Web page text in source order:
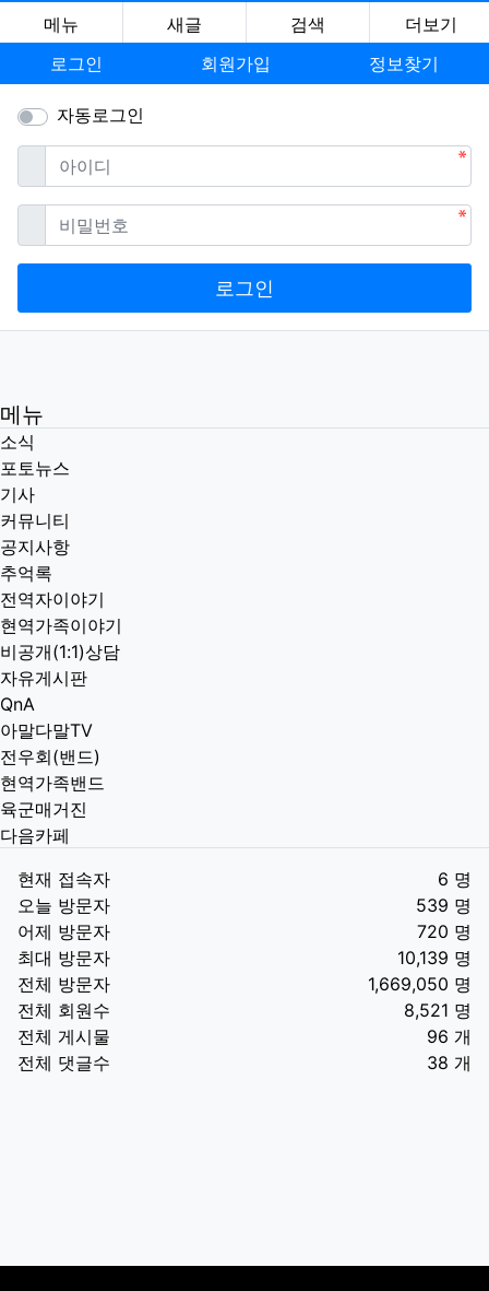
메뉴 새글 검색
더보기
로그인
회원가입 정보찾기
자동로그인
아이디필수
비밀번호필수
로그인
메뉴
소식
포토뉴스
기사
커뮤니티
공지사항
추억록
전역자이야기
현역가족이야기
비공개(1:1)상담
자유게시판
QnA
아말다말TV
전우회(밴드)
현역가족밴드
육군매거진
다음카페
현재 접속자
6 명
오늘 방문자
539 명
어제 방문자
720 명
최대 방문자
10,139 명
전체 방문자
1,669,050 명
전체 회원수
8,521 명
전체 게시물
96 개
전체 댓글수
38 개